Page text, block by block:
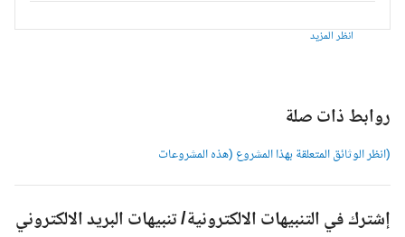
انظر المزيد
روابط ذات صلة
(انظر الوثائق المتعلقة بهذا المشروع (هذه المشروعات
إشترك في التنبيهات الالكترونية/ تنبيهات البريد الالكتروني